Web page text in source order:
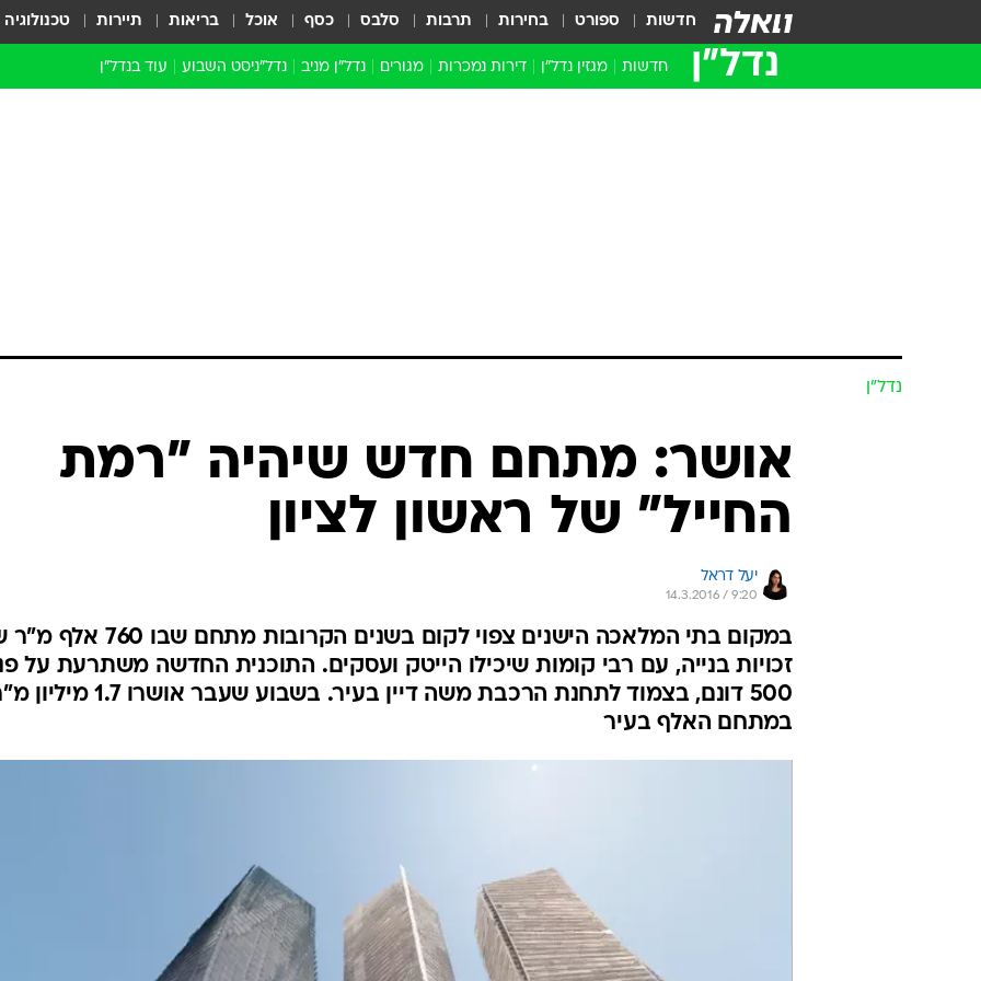
חדשות ספורט בחירות תרבות סלבס כסף אוכל בריאות תיירות טכנולוגיה
נדל״ן חדשות מגזין נדל"ן דירות נמכרות מגורים נדל"ן מניב נדל"ניסט השבוע עוד בנדל״ן
נדל״ן
אושר: מתחם חדש שיהיה "רמת
החייל" של ראשון לציון
יעל דראל
14.3.2016 / 9:20
במקום בתי המלאכה הישנים צפוי לקום בשנים הקרובות מתחם
זכויות בנייה, עם רבי קומות שיכילו הייטק ועסקים. התוכנית החדשה משתרעת על
500 דונם, בצמוד לתחנת הרכבת משה דיין בעיר. בשבוע שעבר אושרו 1.7
במתחם האלף בעיר